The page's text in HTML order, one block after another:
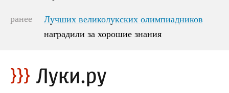
ранее
Лучших великолукских олимпиадников
наградили за хорошие знания
Лучших великолукских олимпиадников
наградили за хорошие знания